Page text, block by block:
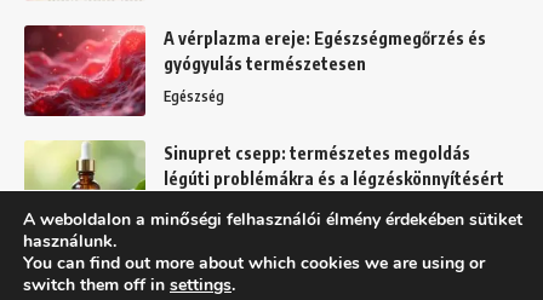
A vérplazma ereje: Egészségmegőrzés és
gyógyulás természetesen
Egészség
Sinupret csepp: természetes megoldás
légúti problémákra és a légzéskönnyítésért
Egészség
A weboldalon a minőségi felhasználói élmény érdekében sütiket
használunk.
You can find out more about which cookies we are using or
switch them off in settings.